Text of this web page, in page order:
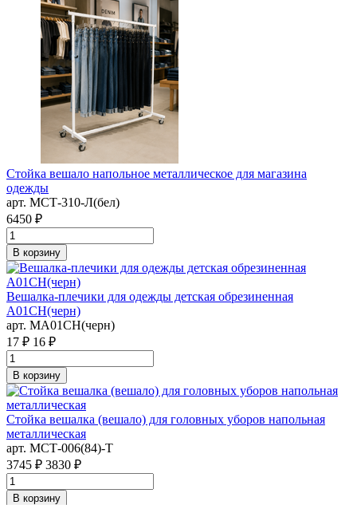
Стойка вешало напольное металлическое для магазина
одежды
арт. MСТ-310-Л(бел)
6450 ₽
В корзину
Вешалка-плечики для одежды детская обрезиненная
A01CH(черн)
арт. MA01CH(черн)
17 ₽ 16 ₽
В корзину
Стойка вешалка (вешало) для головных уборов напольная
металлическая
арт. MСТ-006(84)-Т
3745 ₽ 3830 ₽
В корзину